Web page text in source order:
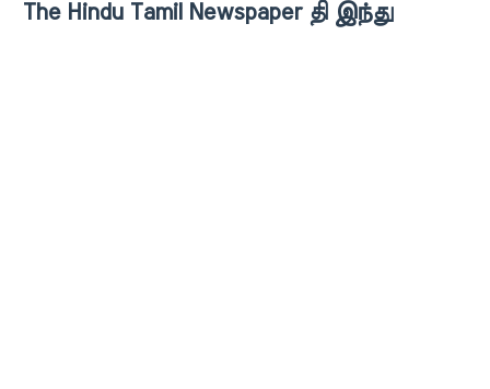
The Hindu Tamil Newspaper தி இந்து